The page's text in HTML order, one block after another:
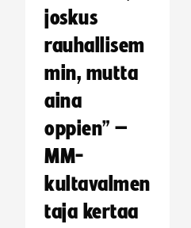
joskus
rauhallisem
min, mutta
aina
oppien” –
MM-
kultavalmen
taja kertaa